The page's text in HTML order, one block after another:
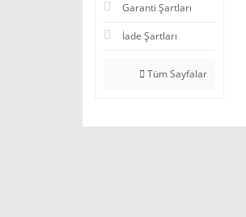
Garanti Şartları
İade Şartları
Tüm Sayfalar